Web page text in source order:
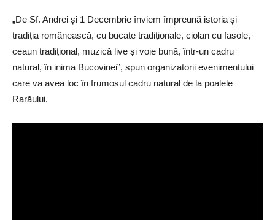
„De Sf. Andrei și 1 Decembrie înviem împreună istoria și
tradiția românească, cu bucate tradiționale, ciolan cu fasole,
ceaun tradițional, muzică live și voie bună, într-un cadru
natural, în inima Bucovinei”, spun organizatorii evenimentului
care va avea loc în frumosul cadru natural de la poalele
Rarăului.